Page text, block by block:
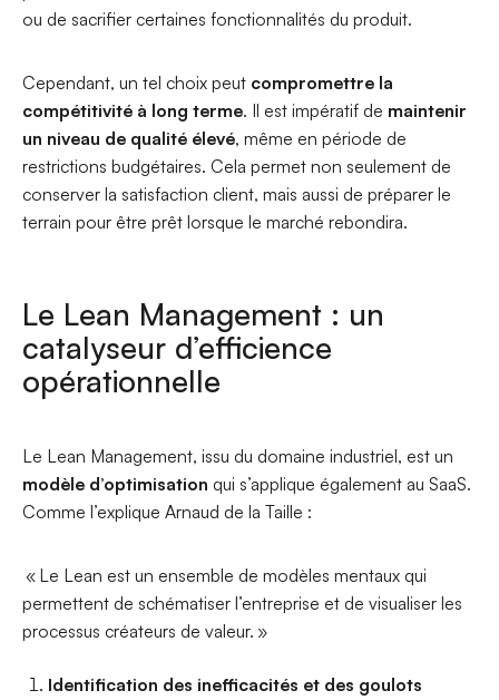
ou de sacrifier certaines fonctionnalités du produit.
Cependant, un tel choix peut compromettre la
compétitivité à long terme. Il est impératif de maintenir
un niveau de qualité élevé, même en période de
restrictions budgétaires. Cela permet non seulement de
conserver la satisfaction client, mais aussi de préparer le
terrain pour être prêt lorsque le marché rebondira.
Le Lean Management : un
catalyseur d’efficience
opérationnelle
Le Lean Management, issu du domaine industriel, est un
modèle d’optimisation qui s’applique également au SaaS.
Comme l’explique Arnaud de la Taille :
« Le Lean est un ensemble de modèles mentaux qui
permettent de schématiser l’entreprise et de visualiser les
processus créateurs de valeur. »
Identification des inefficacités et des goulots